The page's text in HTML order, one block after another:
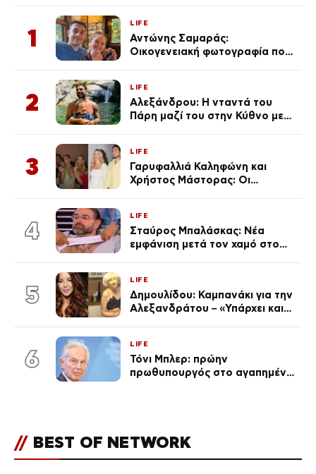
1
LIFE
Αντώνης Σαμαράς:
Οικογενειακή φωτογραφία που
Λένας
2
LIFE
Αλεξάνδρου: Η νταντά του
Πάρη μαζί του στην Κύθνο με
3
LIFE
Γαρυφαλλιά Καληφώνη και
Χρήστος Μάστορας: Οι
απαρατήρητη
4
LIFE
Σταύρος Μπαλάσκας: Νέα
εμφάνιση μετά τον χαμό στο
5
LIFE
Δημουλίδου: Καμπανάκι για την
Αλεξανδράτου – «Υπάρχει και
6
LIFE
Τόνι Μπλερ: πρώην
πρωθυπουργός στο αγαπημένο
// BEST OF NETWORK